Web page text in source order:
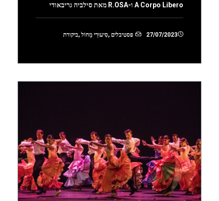
A Corpo Libero ו-R.OSA מאת סילביה גריבאודי
27/07/2023 פסטיבלים ,סִיעוּרֵי מָחוֹל ,ביקורת